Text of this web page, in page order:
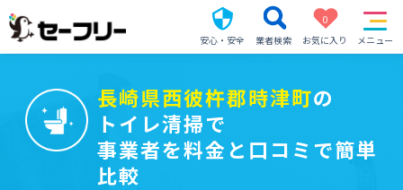
安心・安全 業者検索
0
お気に入り
メニュー
長崎県西彼杵郡時津町の
トイレ清掃で
事業者を料金と口コミで簡単
比較